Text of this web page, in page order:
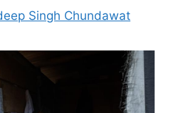
Singh Chundawat